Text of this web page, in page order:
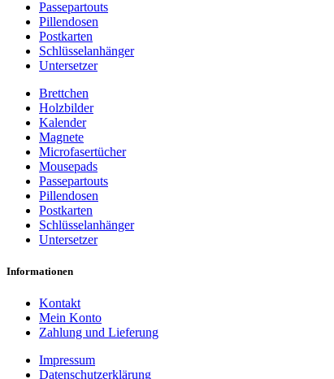
Passepartouts
Pillendosen
Postkarten
Schlüsselanhänger
Untersetzer
Brettchen
Holzbilder
Kalender
Magnete
Microfasertücher
Mousepads
Passepartouts
Pillendosen
Postkarten
Schlüsselanhänger
Untersetzer
Informationen
Kontakt
Mein Konto
Zahlung und Lieferung
Impressum
Datenschutzerklärung